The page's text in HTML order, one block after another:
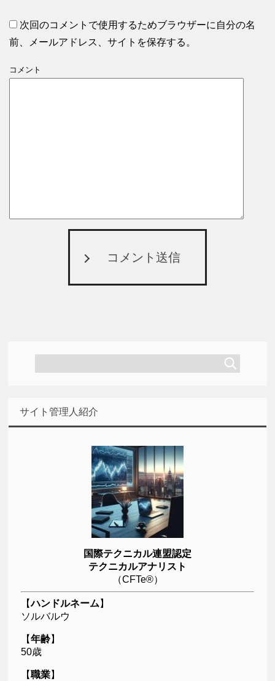
次回のコメントで使用するためブラウザーに自分の名
前、メールアドレス、サイトを保存する。
コメント
コメント送信
サイト管理人紹介
国際テクニカル連盟認定
テクニカルアナリスト
（CFTe®）
【ハンドルネーム 】
ソルバルウ
【年齢】
50歳
【職業】